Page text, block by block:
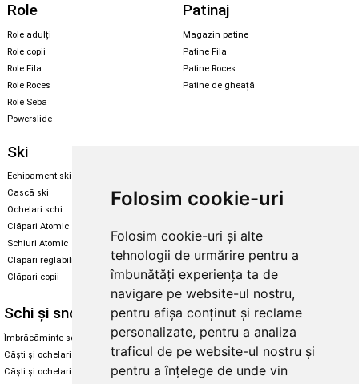
Folosim cookie-uri
Folosim cookie-uri și alte
tehnologii de urmărire pentru a
îmbunătăți experiența ta de
navigare pe website-ul nostru,
pentru afișa conținut și reclame
personalizate, pentru a analiza
traficul de pe website-ul nostru și
pentru a înțelege de unde vin
Role
Role adulți
Role copii
Role Fila
Role Roces
Role Seba
Powerslide
Patinaj
Magazin patine
Patine Fila
Patine Roces
Patine de gheață
Ski
Echipament ski
Cască ski
Ochelari schi
Clăpari Atomic
Schiuri Atomic
Clăpari reglabili
Clăpari copii
Echipament snowboard
Skate & longboard
Santa Cruz
Enuff Skateboards
Schi și snowboard
Îmbrăcăminte schi și snowboard
Căști și ochelari de iarnă
Căști și ochelari Alpina
Diverse
Cum aleg rolele
Cum aleg ochelarii
Ochelari de soare Oakley